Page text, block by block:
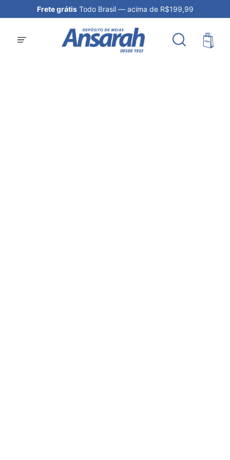
Frete grátisTodo Brasil — acima de R$199,99